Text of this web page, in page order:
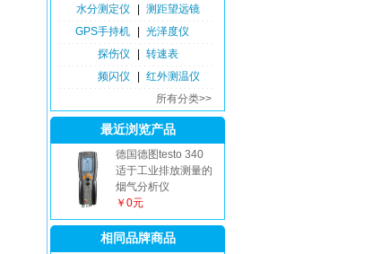
水分测定仪
测距望远镜
GPS手持机
光泽度仪
探伤仪
转速表
频闪仪
红外测温仪
所有分类>>
最近浏览产品
德国德图testo 340
适于工业排放测量的
烟气分析仪
￥0元
相同品牌商品